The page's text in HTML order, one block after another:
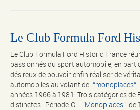
Le Club Formula Ford
Le Club Formula Ford Historic France
passionnés du sport automobile, en
désireux de pouvoir enfin réaliser de
automobiles au volant de
monoplaces
années 1966 à 1981. Trois catégories de
distinctes : Période G :
Monoplaces de